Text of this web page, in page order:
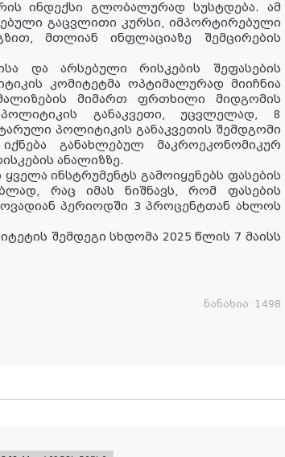
ინდექსი გლობალურად სუსტდება. ამ
გაცვლითი კურსი, იმპორტირებული
მთლიან ინფლაციაზე შემცირების
და არსებული რისკების შეფასების
კომიტეტმა ოპტიმალურად მიიჩნია
მიმართ ფრთხილი მიდგომის
განაკვეთი, უცვლელად, 8
პოლიტიკის განაკვეთის შემდგომი
განახლებულ მაკროეკონომიკურ
ანალიზზე.
ყველა ინსტრუმენტს გამოიყენებს ფასების
რაც იმას ნიშნავს, რომ ფასების
პერიოდში 3 პროცენტთან ახლოს
შემდეგი სხდომა 2025 წლის 7 მაისს
ნანახია: 1498